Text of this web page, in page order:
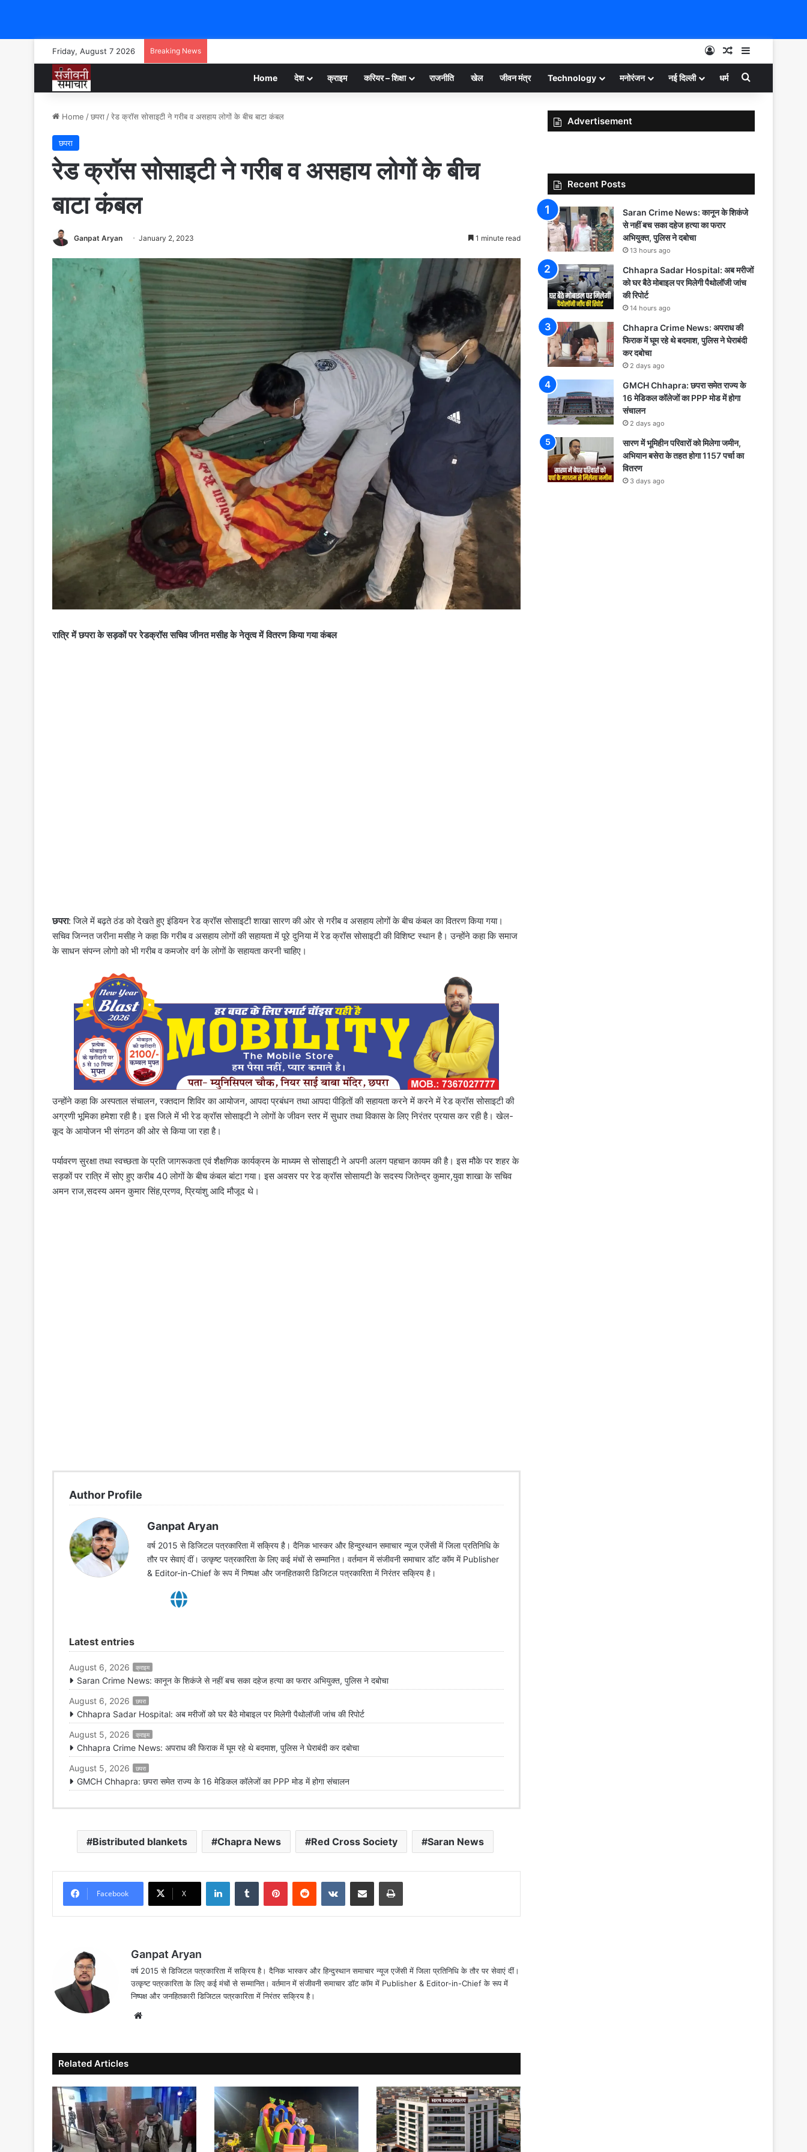
Friday, August 7 2026 Breaking News Log InRandom Article
Sidebar
Home देश क्राइम करियर – शिक्षा राजनीति खेल जीवन मंत्र Technology मनोरंजन नई दिल्ली धर्म Search for
Home /छपरा /रेड क्रॉस सोसाइटी ने गरीब व असहाय लोगों के बीच बाटा कंबल
छपरा
रेड क्रॉस सोसाइटी ने गरीब व असहाय लोगों के बीच
बाटा कंबल
Ganpat Aryan January 2, 2023 1 minute read
रात्रि में छपरा के सड़कों पर रेडक्रॉस सचिव जीनत मसीह के नेतृत्व में वितरण किया गया कंबल
छपरा: जिले में बढ़ते ठंड को देखते हुए इंडियन रेड क्रॉस सोसाइटी शाखा सारण की ओर से गरीब व असहाय लोगों के बीच कंबल का वितरण किया गया।
सचिव जिन्नत जरीना मसीह ने कहा कि गरीब व असहाय लोगों की सहायता में पूरे दुनिया में रेड क्रॉस सोसाइटी की विशिष्ट स्थान है। उन्होंने कहा कि समाज
के साधन संपन्न लोगो को भी गरीब व कमजोर वर्ग के लोगों के सहायता करनी चाहिए।
उन्होंने कहा कि अस्पताल संचालन, रक्तदान शिविर का आयोजन, आपदा प्रबंधन तथा आपदा पीड़ितों की सहायता करने में करने में रेड क्रॉस सोसाइटी की
अग्रणी भूमिका हमेशा रही है। इस जिले में भी रेड क्रॉस सोसाइटी ने लोगों के जीवन स्तर में सुधार तथा विकास के लिए निरंतर प्रयास कर रही है। खेल-
कूद के आयोजन भी संगठन की ओर से किया जा रहा है।
पर्यावरण सुरक्षा तथा स्वच्छता के प्रति जागरूकता एवं शैक्षणिक कार्यक्रम के माध्यम से सोसाइटी ने अपनी अलग पहचान कायम की है। इस मौके पर शहर के
सड़कों पर रात्रि में सोए हुए करीब 40 लोगों के बीच कंबल बांटा गया। इस अवसर पर रेड क्रॉस सोसायटी के सदस्य जितेन्द्र कुमार,युवा शाखा के सचिव
अमन राज,सदस्य अमन कुमार सिंह,प्रणव, प्रियांशु आदि मौजूद थे।
Author Profile
Ganpat Aryan
वर्ष 2015 से डिजिटल पत्रकारिता में सक्रिय है। दैनिक भास्कर और हिन्दुस्थान समाचार न्यूज एजेंसी में जिला प्रतिनिधि के
तौर पर सेवाएं दीं। उत्कृष्ट पत्रकारिता के लिए कई मंचों से सम्मानित। वर्तमान में संजीवनी समाचार डॉट कॉम में Publisher
& Editor-in-Chief के रूप में निष्पक्ष और जनहितकारी डिजिटल पत्रकारिता में निरंतर सक्रिय है।
Latest entries
August 6, 2026 क्राइम
Saran Crime News: कानून के शिकंजे से नहीं बच सका दहेज हत्या का फरार अभियुक्त, पुलिस ने दबोचा
August 6, 2026
छपरा
Chhapra Sadar Hospital: अब मरीजों को घर बैठे मोबाइल पर मिलेगी पैथोलॉजी जांच की रिपोर्ट
August 5, 2026
क्राइम
Chhapra Crime News: अपराध की फिराक में घूम रहे थे बदमाश, पुलिस ने घेराबंदी कर दबोचा
August 5, 2026
छपरा
GMCH Chhapra: छपरा समेत राज्य के 16 मेडिकल कॉलेजों का PPP मोड में होगा संचालन
Bistributed blankets Chapra News Red Cross Society Saran News
Facebook X
LinkedInTumblr PinterestReddit VKontakteShare via Email Print
Ganpat Aryan
वर्ष 2015 से डिजिटल पत्रकारिता में सक्रिय है। दैनिक भास्कर और हिन्दुस्थान समाचार न्यूज एजेंसी में जिला प्रतिनिधि के तौर पर सेवाएं दीं।
उत्कृष्ट पत्रकारिता के लिए कई मंचों से सम्मानित। वर्तमान में संजीवनी समाचार डॉट कॉम में Publisher & Editor-in-Chief के रूप में
निष्पक्ष और जनहितकारी डिजिटल पत्रकारिता में निरंतर सक्रिय है।
Related Articles
Advertisement
Recent Posts
Saran Crime News: कानून के शिकंजे
से नहीं बच सका दहेज हत्या का फरार
अभियुक्त, पुलिस ने दबोचा
13 hours ago
Chhapra Sadar Hospital: अब मरीजों
को घर बैठे मोबाइल पर मिलेगी पैथोलॉजी जांच
की रिपोर्ट
14 hours ago
Chhapra Crime News: अपराध की
फिराक में घूम रहे थे बदमाश, पुलिस ने घेराबंदी
कर दबोचा
2 days ago
GMCH Chhapra: छपरा समेत राज्य के
16 मेडिकल कॉलेजों का PPP मोड में होगा
संचालन
2 days ago
सारण में भूमिहीन परिवारों को मिलेगा जमीन,
अभियान बसेरा के तहत होगा 1157 पर्चा का
वितरण
3 days ago